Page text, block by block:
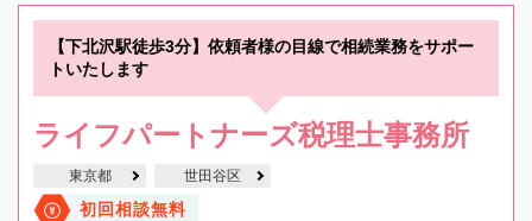
【下北沢駅徒歩3分】依頼者様の目線で相続業務をサポー
トいたします
ライフパートナーズ税理士事務所
東京都 世田谷区
初回相談無料